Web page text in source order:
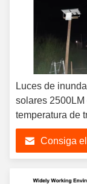
Luces de
solares 2500LM
temperatura de
de -20℃ a 60℃
Consiga